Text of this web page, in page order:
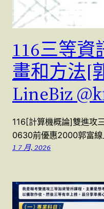
116三等資
畫和方法[
LineBiz
116[計算機概論]雙進攻
0630前優惠2000郭富
1 7 月, 2026